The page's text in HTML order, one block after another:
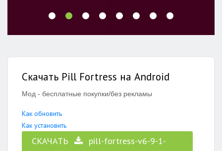
Скачать Pill Fortress на Android
Мод - бесплатные покупки/без рекламы
Как обновить
Как установить
СКАЧАТЬ
pill-fortress-v6-9-1-